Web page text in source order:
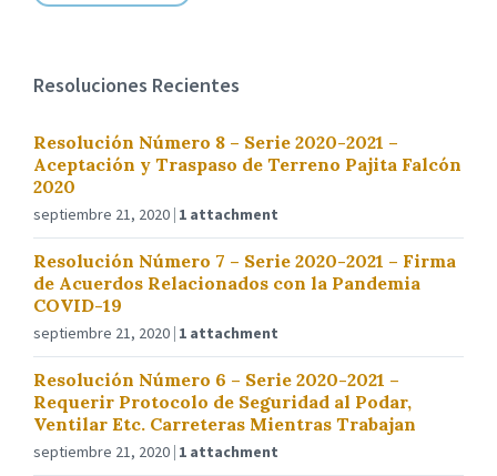
Resoluciones Recientes
Resolución Número 8 – Serie 2020-2021 –
Aceptación y Traspaso de Terreno Pajita Falcón
2020
septiembre 21, 2020 1 attachment
Resolución Número 7 – Serie 2020-2021 – Firma
de Acuerdos Relacionados con la Pandemia
COVID-19
septiembre 21, 2020 1 attachment
Resolución Número 6 – Serie 2020-2021 –
Requerir Protocolo de Seguridad al Podar,
Ventilar Etc. Carreteras Mientras Trabajan
septiembre 21, 2020 1 attachment